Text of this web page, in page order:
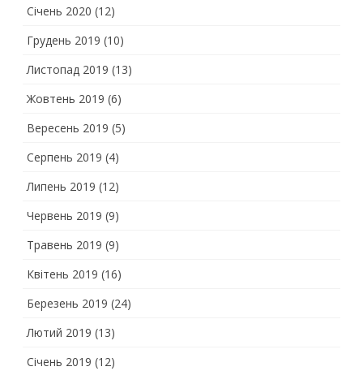
Січень 2020 (12)
Грудень 2019 (10)
Листопад 2019 (13)
Жовтень 2019 (6)
Вересень 2019 (5)
Серпень 2019 (4)
Липень 2019 (12)
Червень 2019 (9)
Травень 2019 (9)
Квітень 2019 (16)
Березень 2019 (24)
Лютий 2019 (13)
Січень 2019 (12)